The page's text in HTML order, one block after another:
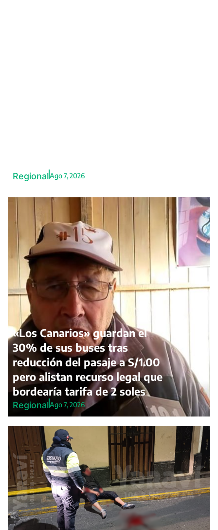
RegionalAgo 7, 2026
«Los Canarios» guardan el
30% de sus buses tras
reducción del pasaje a S/1.00
pero alistan recurso legal que
bordearía tarifa de 2 soles
RegionalAgo 7, 2026